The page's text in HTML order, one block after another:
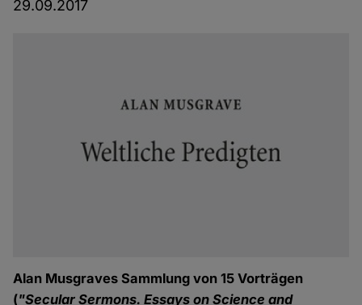
29.09.2017
Alan Musgraves Sammlung von 15 Vorträgen
("Secular Sermons. Essays on Science and